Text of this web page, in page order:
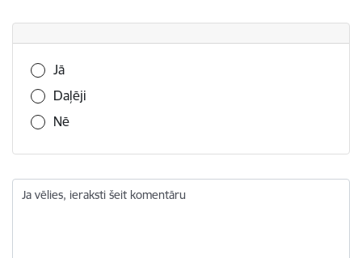
Vai šī informācija bija noderīga?
Jā
Daļēji
Nē
Ja vēlies, ieraksti šeit komentāru